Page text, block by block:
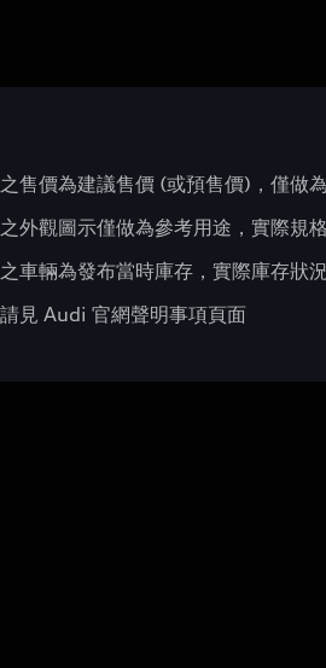
售價為建議售價 (或預售價)，僅做
外觀圖示僅做為參考用途，實際規
車輛為發布當時庫存，實際庫存狀
見 Audi 官網聲明事項頁面